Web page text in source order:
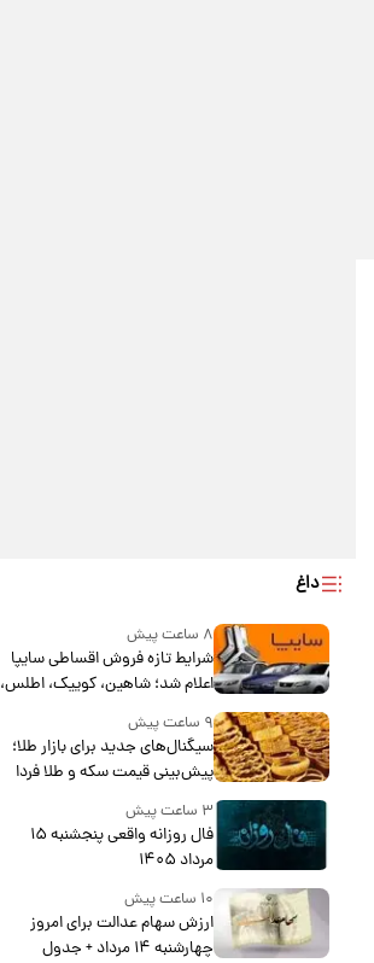
داغ
۸ ساعت پیش
شرایط تازه فروش اقساطی سایپا
اعلام شد؛ شاهین، کوییک، اطلس،
جدول
۹ ساعت پیش
سیگنال‌های جدید برای بازار طلا؛
پیش‌بینی قیمت سکه و طلا فردا
۳ ساعت پیش
فال روزانه واقعی پنجشنبه ۱۵
مرداد ۱۴۰۵
۱۰ ساعت پیش
ارزش سهام عدالت برای امروز
چهارشنبه ۱۴ مرداد + جدول